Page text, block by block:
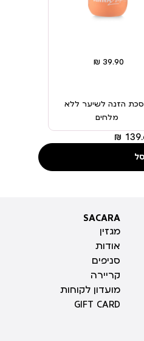
הזנה לשיער ללא
מלחים
SACARA
SACARA
מגזין
אודות
סניפים
קריירה
מועדון לקוחות
GIFT CARD